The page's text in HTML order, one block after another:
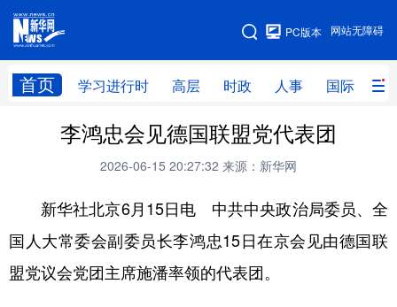
网站无障碍
PC版本
首页 学习进行时 高层 时政 人事 国际 财
网站地图
学习进行时 高层 时政 人事
财经 网评
台湾 思客智库 全球连线 教育
科技 科创 量子 体育
文化 书画 健康
李鸿忠会见德国联盟党代表团
2026-06-15 20:27:32 来源：新华网
新华社北京6月15日电 中共中央政治局委员、全
国人大常委会副委员长李鸿忠15日在京会见由德国联
盟党议会党团主席施潘率领的代表团。